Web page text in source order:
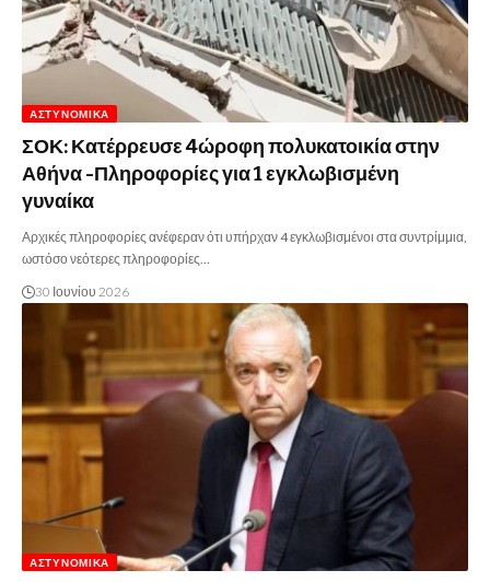
ΑΣΤΥΝΟΜΙΚΆ
ΣΟΚ: Κατέρρευσε 4ώροφη πολυκατοικία στην
Αθήνα -Πληροφορίες για 1 εγκλωβισμένη
γυναίκα
Αρχικές πληροφορίες ανέφεραν ότι υπήρχαν 4 εγκλωβισμένοι στα συντρίμμια,
ωστόσο νεότερες πληροφορίες…
30 Ιουνίου 2026
ΑΣΤΥΝΟΜΙΚΆ